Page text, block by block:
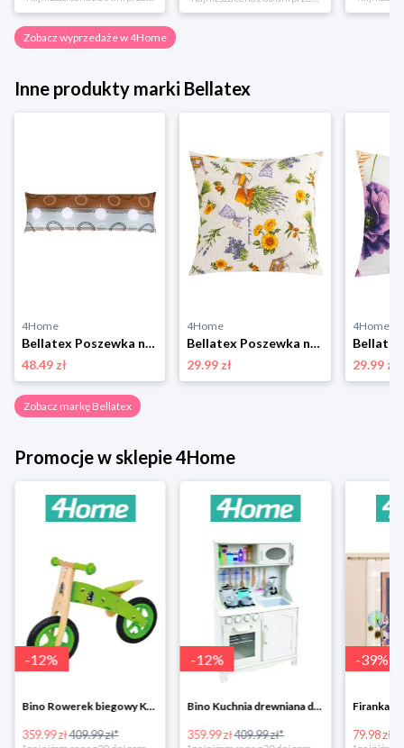
Zobacz wyprzedaże w 4Home
Inne produkty marki Bellatex
4Home
Bellatex Poszewka na poduszkę relaksacyjną Promień brązowy, 50 x 145 cm, 50 x 145 cm
48.49 zł
4Home
Bellatex Poszewka na poduszkę EMA Lawenda fioletowy, żółty, 45 x 45 cm
29.99 zł
4Home
29.99 zł
Zobacz markę Bellatex
Promocje w sklepie 4Home
-12%
Bino Rowerek biegowy Krecik
359.99 zł409.99 zł*
-12%
Bino Kuchnia drewniana dla dzieci Provence
359.99 zł409.99 zł*
-39%
79.98 zł